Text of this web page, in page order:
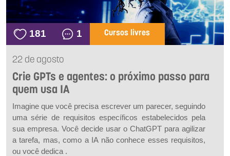
181 1 Cursos livres
22 de agosto
Crie GPTs e agentes: o próximo passo para
quem usa IA
Imagine que você precisa escrever um parecer, seguindo
uma série de requisitos específicos estabelecidos pela
sua empresa. Você decide usar o ChatGPT para agilizar
a tarefa, mas, como a IA não conhece esses requisitos,
ou você dedica .